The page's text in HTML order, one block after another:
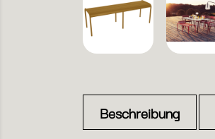
Beschreibung